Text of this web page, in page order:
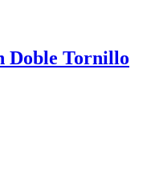
Doble Tornillo